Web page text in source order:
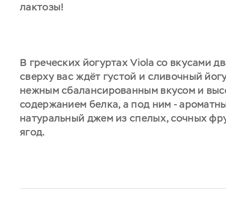
лактозы!
В греческих йогуртах Viola со вкусами
сверху вас ждёт густой и сливочный
нежным сбалансированным вкусом и
содержанием белка, а под ним -
натуральный джем из спелых, сочных
ягод.